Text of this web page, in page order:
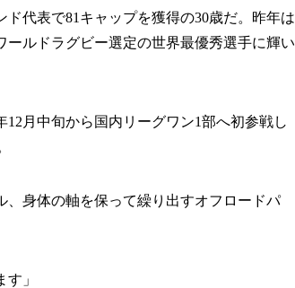
代表で81キャップを獲得の30歳だ。昨年は
ルドラグビー選定の世界最優秀選手に輝い
月中旬から国内リーグワン1部へ初参戦し
身体の軸を保って繰り出すオフロードパ
」